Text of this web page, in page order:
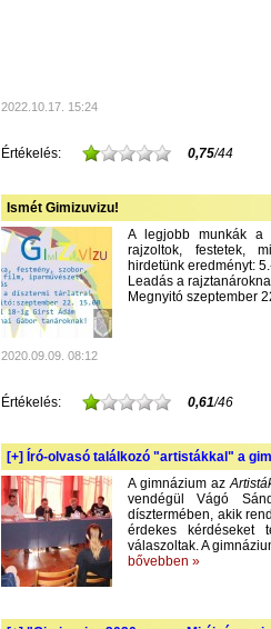
2022.10.17. 15:24
Értékelés: 0,75/44
Ismét Gimizuvizu!
A legjobb munkák a
rajzoltok, festetek,
hirdetünk eredményt:
Leadás a
Megnyitó szeptember
2020.09.09. 08:12
Értékelés: 0,61/46
[+] Író-olvasó találkozó "artistákkal" a
A gimnázium az
vendégül Vágó
dísztermében, akik
érdekes kérdéseket
válaszoltak. A
bővebben »